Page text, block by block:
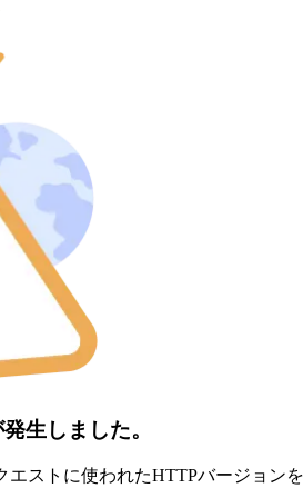
生しました。
ストに使われたHTTPバージョン